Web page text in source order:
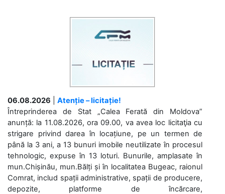
06.08.2026
Atenție – licitație!
Întreprinderea de Stat „Calea Ferată din Moldova”
anunță: la 11.08.2026, ora 09.00, va avea loc licitaţia cu
strigare privind darea în locațiune, pe un termen de
până la 3 ani, a 13 bunuri imobile neutilizate în procesul
tehnologic, expuse în 13 loturi. Bunurile, amplasate în
mun.Chișinău, mun.Bălți și în localitatea Bugeac, raionul
Comrat, includ spații administrative, spații de producere,
depozite, platforme de încărcare,